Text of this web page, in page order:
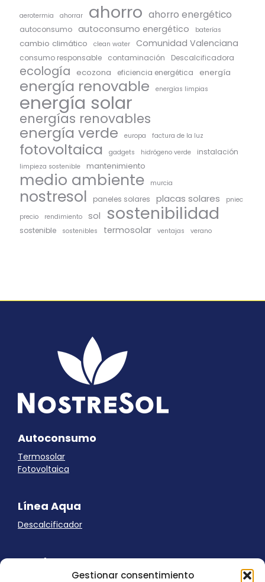
Gestionar consentimiento
aerotermia ahorrar ahorro ahorro energético
autoconsumo autoconsumo energético baterías
cambio climático clean water Comunidad Valenciana
consumo responsable contaminación Descalcificadora
ecología ecozona eficiencia energética energía
energía renovable energías limpias
energía solar
energías renovables
energía verde europa factura de la luz
fotovoltaica gadgets hidrógeno verde instalación
limpieza sostenible mantenimiento
medio ambiente murcia
nostresol paneles solares placas solares
pniec
precio
rendimiento sol sostenibilidad
sostenible sostenibles termosolar ventajas verano
Autoconsumo
Termosolar
Fotovoltaica
Línea Aqua
Descalcificador
Ayuda